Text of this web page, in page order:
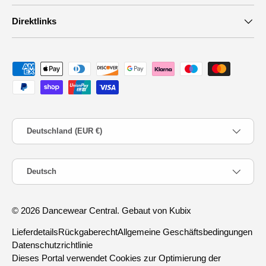
Direktlinks
Zahlungsmethoden
Land/Region
Deutschland (EUR €)
Sprache
Deutsch
© 2026 Dancewear Central. Gebaut von Kubix
LieferdetailsRückgaberechtAllgemeine Geschäftsbedingungen
Datenschutzrichtlinie
Dieses Portal verwendet Cookies zur Optimierung der